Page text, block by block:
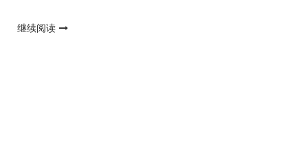
"荷
继续阅读